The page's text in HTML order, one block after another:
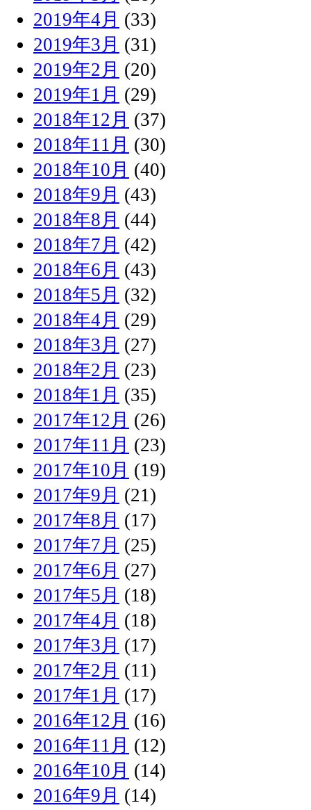
2019年4月 (33)
2019年3月 (31)
2019年2月 (20)
2019年1月 (29)
2018年12月 (37)
2018年11月 (30)
2018年10月 (40)
2018年9月 (43)
2018年8月 (44)
2018年7月 (42)
2018年6月 (43)
2018年5月 (32)
2018年4月 (29)
2018年3月 (27)
2018年2月 (23)
2018年1月 (35)
2017年12月 (26)
2017年11月 (23)
2017年10月 (19)
2017年9月 (21)
2017年8月 (17)
2017年7月 (25)
2017年6月 (27)
2017年5月 (18)
2017年4月 (18)
2017年3月 (17)
2017年2月 (11)
2017年1月 (17)
2016年12月 (16)
2016年11月 (12)
2016年10月 (14)
2016年9月 (14)